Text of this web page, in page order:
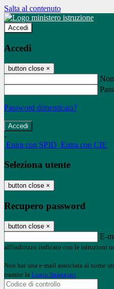
Salta al contenuto
Accedi
Accedi
button close ×
Password dimenticata?
-
Entra con SPID Entra con CIE
Seleziona utente
button close ×
Recupero password
button close ×
E-
all'indirizzo indicato con le istruzioni
Non hai una e-mail associata al nome
tramite la Login Spaggiari